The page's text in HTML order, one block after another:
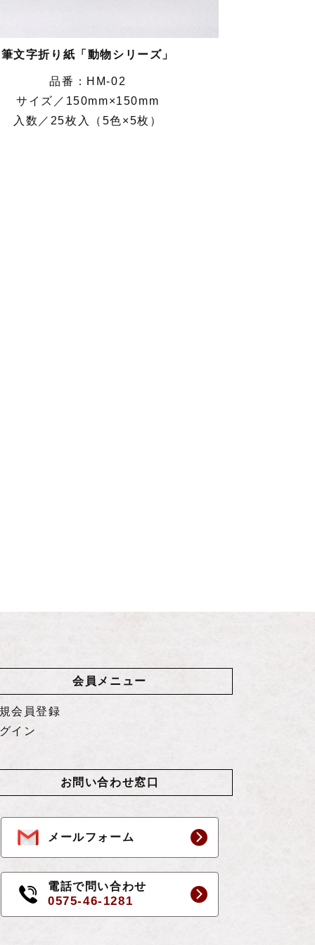
筆文字折り紙「動物シリーズ」
HM-02
サイズ／150mm×150mm
入数／25枚入（5色×5枚）
会員メニュー
会員登録
イン
お問い合わせ窓口
メールフォーム
電話で問い合わせ
0575-46-1281